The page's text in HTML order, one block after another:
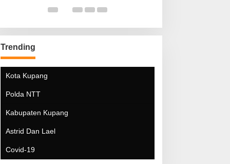
Polda NTT
Kabupaten Kupang
Astrid Dan Lael
Covid-19